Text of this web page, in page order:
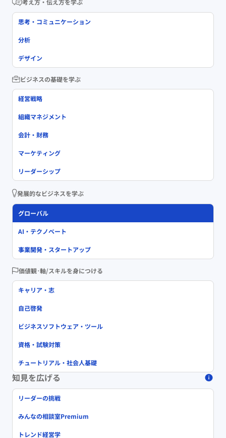
考え方・伝え方を学ぶ
思考・コミュニケーション
分析
デザイン
ビジネスの基礎を学ぶ
経営戦略
組織マネジメント
会計・財務
マーケティング
リーダーシップ
発展的なビジネスを学ぶ
グローバル
AI・テクノベート
事業開発・スタートアップ
価値観･軸/スキルを身につける
キャリア・志
自己啓発
ビジネスソフトウェア・ツール
資格・試験対策
チュートリアル・社会人基礎
知見を広げる
リーダーの挑戦
みんなの相談室Premium
トレンド経営学